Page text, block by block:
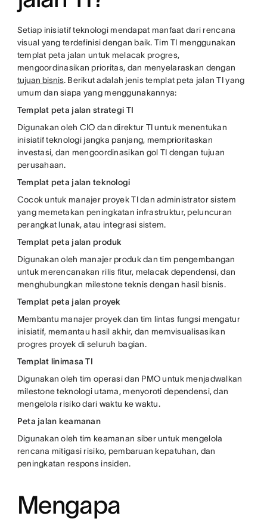
Setiap inisiatif teknologi mendapat manfaat dari rencana
visual yang terdefinisi dengan baik. Tim TI menggunakan
templat peta jalan untuk melacak progres,
mengoordinasikan prioritas, dan menyelaraskan dengan
tujuan bisnis. Berikut adalah jenis templat peta jalan TI yang
umum dan siapa yang menggunakannya:
Templat peta jalan strategi TI
Digunakan oleh CIO dan direktur TI untuk menentukan
inisiatif teknologi jangka panjang, memprioritaskan
investasi, dan mengoordinasikan gol TI dengan tujuan
perusahaan.
Templat peta jalan teknologi
Cocok untuk manajer proyek TI dan administrator sistem
yang memetakan peningkatan infrastruktur, peluncuran
perangkat lunak, atau integrasi sistem.
Templat peta jalan produk
Digunakan oleh manajer produk dan tim pengembangan
untuk merencanakan rilis fitur, melacak dependensi, dan
menghubungkan milestone teknis dengan hasil bisnis.
Templat peta jalan proyek
Membantu manajer proyek dan tim lintas fungsi mengatur
inisiatif, memantau hasil akhir, dan memvisualisasikan
progres proyek di seluruh bagian.
Templat linimasa TI
Digunakan oleh tim operasi dan PMO untuk menjadwalkan
milestone teknologi utama, menyoroti dependensi, dan
mengelola risiko dari waktu ke waktu.
Peta jalan keamanan
Digunakan oleh tim keamanan siber untuk mengelola
rencana mitigasi risiko, pembaruan kepatuhan, dan
peningkatan respons insiden.
Mengapa